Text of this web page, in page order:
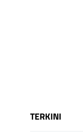
TERKINI